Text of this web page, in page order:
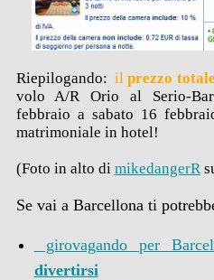
Riepilogando: ilprezzo
volo A/R Orio al Serio-
febbraio a sabato 16
matrimoniale in hotel!
(Foto in alto di mikedangerR
Se vai a Barcellona ti
girovagando per
divertirsi